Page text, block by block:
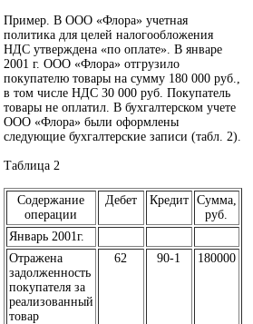
Пример. В ООО «Флора» учетная
политика для целей налогообложения
НДС утверждена «по оплате». В январе
2001 г. ООО «Флора» отгрузило
покупателю товары на сумму 180 000 руб.,
в том числе НДС 30 000 руб. Покупатель
товары не оплатил. В бухгалтерском учете
ООО «Флора» были оформлены
следующие бухгалтерские записи (табл. 2).
Таблица 2
Содержание
операции
Дебет Кредит Сумма,
руб.
Январь 2001г.
Отражена
задолженность
покупателя за
реализованный
товар
62 90-1 180000